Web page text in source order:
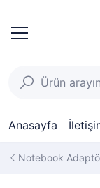
Anasayfa
Notebook